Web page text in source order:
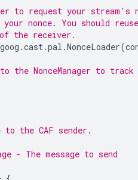
to request your stream's
your nonce. You should
the receiver.
goog .cast.pal .NonceLoader(
the NonceManager to track
to the CAF sender.
- The message to send